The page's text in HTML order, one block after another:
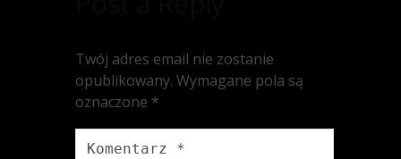
Twój adres email nie zostanie
opublikowany. Wymagane pola są
oznaczone *